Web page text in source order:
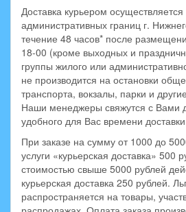
Доставка курьером
административных границ г.
течение 48 часов* после
18-00 (кроме выходных и
группы жилого или
не производится на остановки
транспорта, вокзалы, парки и
Наши менеджеры свяжутся с Вами
удобного для Вас времени
При заказе на сумму от 1000 до
услуги «курьерская доставка» 500
стоимостью свыше 5000 рублей
курьерская доставка 250 рублей.
распространяется на товары,